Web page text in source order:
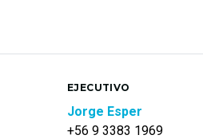
EJECUTIVO
Jorge Esper
+56 9 3383 1969